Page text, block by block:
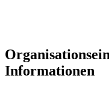
Informationen